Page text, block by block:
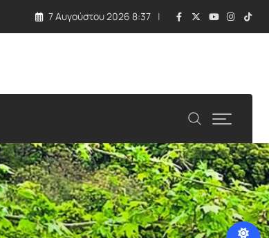
7 Αυγούστου 2026 8:37